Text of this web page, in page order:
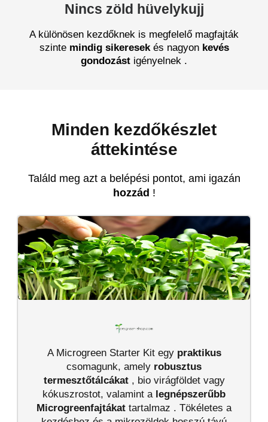
Nincs zöld hüvelykujj
A különösen kezdőknek is megfelelő magfajták
szinte mindig sikeresekés nagyon kevés
gondozást igényelnek .
Minden kezdőkészlet
áttekintése
Találd meg azt a belépési pontot, ami igazán
hozzád !
A Microgreen Starter Kit egy praktikus
csomagunk, amely robusztus
termesztőtálcákat, bio virágföldet vagy
kókuszrostot, valamint a legnépszerűbb
Microgreenfajtákat tartalmaz . Tökéletes a